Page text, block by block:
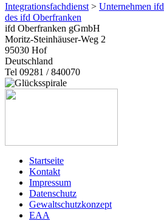
Integrationsfachdienst > Unternehmen ifd
des ifd Oberfranken
ifd Oberfranken gGmbH
Moritz-Steinhäuser-Weg 2
95030 Hof
Deutschland
Tel 09281 / 840070
Startseite
Kontakt
Impressum
Datenschutz
Gewaltschutzkonzept
EAA